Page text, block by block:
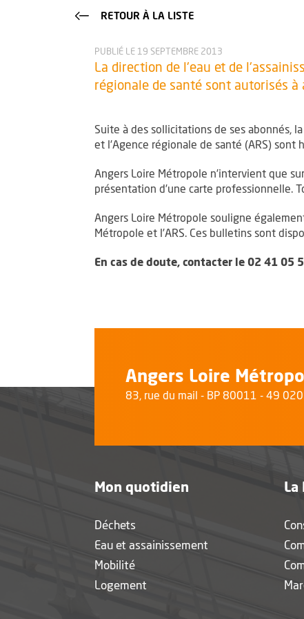
PUBLIÉ LE 19 SEPTEMBRE 2013
RETOUR À LA LISTE
La direction de l'eau et de
régionale de santé sont autorisés
Suite à des sollicitations de ses abonnés,
et l’Agence régionale de santé (ARS) sont
Angers Loire Métropole n’intervient que
présentation d’une carte professionnelle.
Angers Loire Métropole souligne
Métropole et l’ARS. Ces bulletins sont
En cas de doute, contacter le 02 41 05
Angers Loire
83, rue du mail - BP 80011 - 49 020
Mon quotidien
Déchets
Eau et assainissement
Mobilité
Logement
La